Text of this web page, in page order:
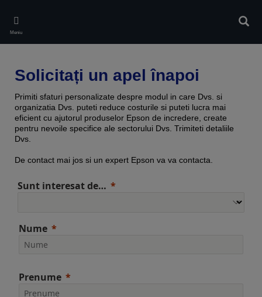
main
content
Meniu
Solicitați un apel înapoi
Primiti sfaturi personalizate despre modul in care Dvs. si
organizatia Dvs. puteti reduce costurile si puteti lucra mai
eficient cu ajutorul produselor Epson de incredere, create
pentru nevoile specifice ale sectorului Dvs. Trimiteti detaliile
Dvs.
De contact mai jos si un expert Epson va va contacta.
Sunt interesat de…
Nume
Prenume